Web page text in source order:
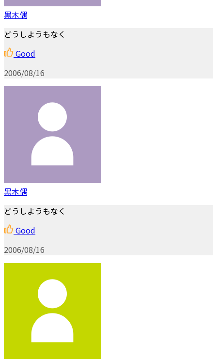
黒木偶
どうしようもなく
Good
2006/08/16
黒木偶
どうしようもなく
Good
2006/08/16